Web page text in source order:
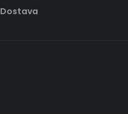
Dostava